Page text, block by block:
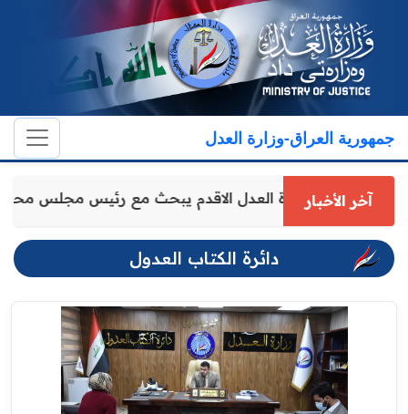
جمهورية العراق-وزارة العدل
آخر الأخباروكيل وزارة العدل الاقدم يبحث مع رئيس مجلس
دائرة الكتاب العدول